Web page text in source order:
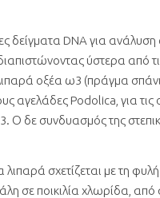
δείγματα DNA για
ύστερα από
οξέα ω3 (πράγμα
αγελάδες Podolica, για τις
Ο δε συνδυασμός της
σχετίζεται με τη
σε ποικιλία χλωρίδα, από